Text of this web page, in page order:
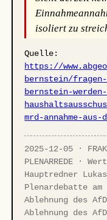
isoliert zu
Quelle:
https://
bernstein/
bernstein-
mrd-annahme-aus-
2025-12-05 ·
PLENARREDE ·
Hauptredner
Plenardebatte
Ablehnung des
Ablehnung des